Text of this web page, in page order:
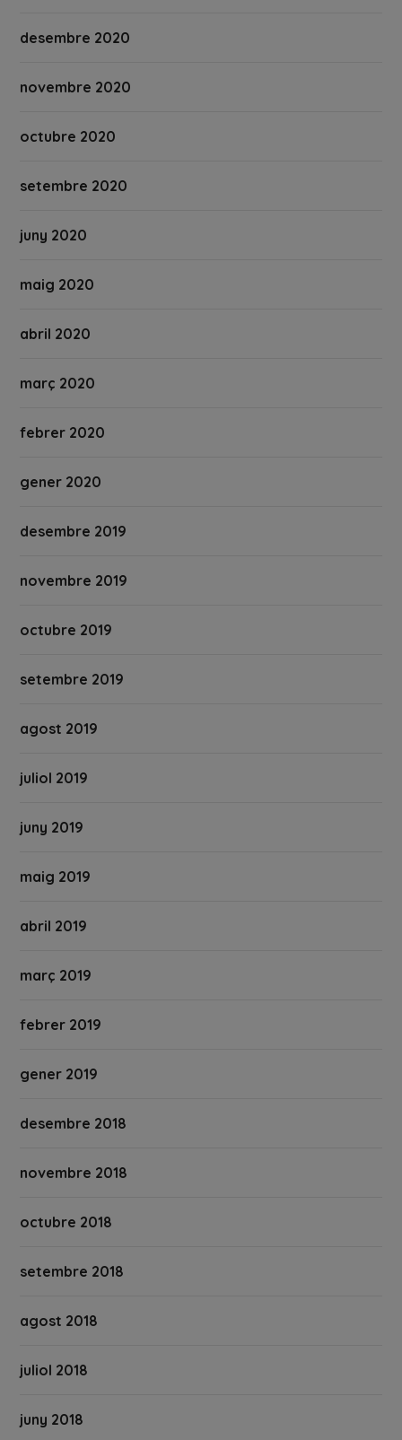
desembre 2020
novembre 2020
octubre 2020
setembre 2020
juny 2020
maig 2020
abril 2020
març 2020
febrer 2020
gener 2020
desembre 2019
novembre 2019
octubre 2019
setembre 2019
agost 2019
juliol 2019
juny 2019
maig 2019
abril 2019
març 2019
febrer 2019
gener 2019
desembre 2018
novembre 2018
octubre 2018
setembre 2018
agost 2018
juliol 2018
juny 2018